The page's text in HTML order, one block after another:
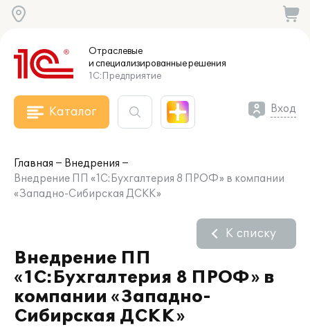
Отраслевые
и специализированныерешения
1С:Предприятие
Каталог Вход
Главная
Внедрения
Внедрение ПП «1С:Бухгалтерия 8 ПРОФ» в компании
«Западно-Сибирская ДСКК»
Внедрение ПП
«1С:Бухгалтерия 8 ПРОФ» в
компании «Западно-
Сибирская ДСКК»
К списку